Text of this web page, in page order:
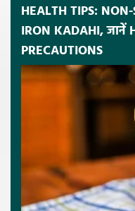
HEALTH TIPS:
IRON KADAHI, जानें
PRECAUTIONS